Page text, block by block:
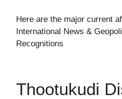
Here are the major current
International News &
Recognitions
Thootukudi